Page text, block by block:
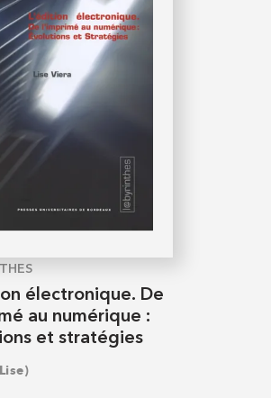
électronique. De
au numérique :
et stratégies